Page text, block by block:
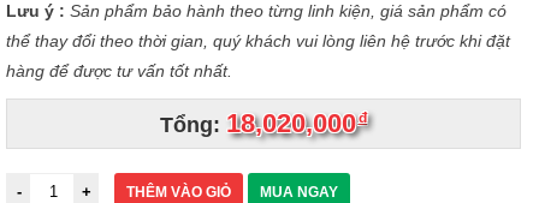
Lưu ý : Sản phẩm bảo hành theo từng linh kiện, giá sản phẩm có
thể thay đổi theo thời gian, quý khách vui lòng liên hệ trước khi đặt
hàng để được tư vấn tốt nhất.
Tổng: 18,020,000đ
THÊM VÀO GIỎ MUA NGAY